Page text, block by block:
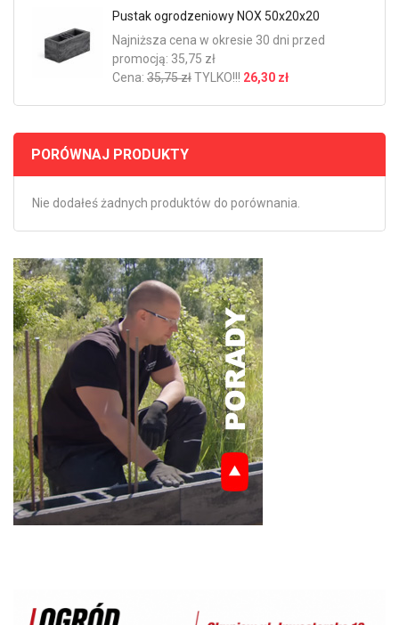
Pustak ogrodzeniowy NOX 50x20x20
Najniższa cena w okresie 30 dni przed
promocją: 35,75 zł
Cena: 35,75 złTYLKO!!! 26,30 zł
PORÓWNAJ PRODUKTY
Nie dodałeś żadnych produktów do porównania.